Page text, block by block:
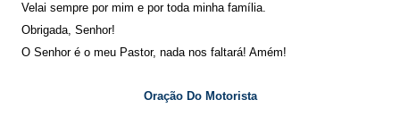
Velai sempre por mim e por toda minha família.
Obrigada, Senhor!
O Senhor é o meu Pastor, nada nos faltará! Amém!
Oração Do Motorista